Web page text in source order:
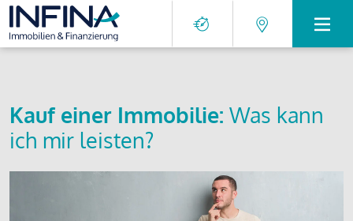
Kauf einer Immobilie: Was kann
ich mir leisten?